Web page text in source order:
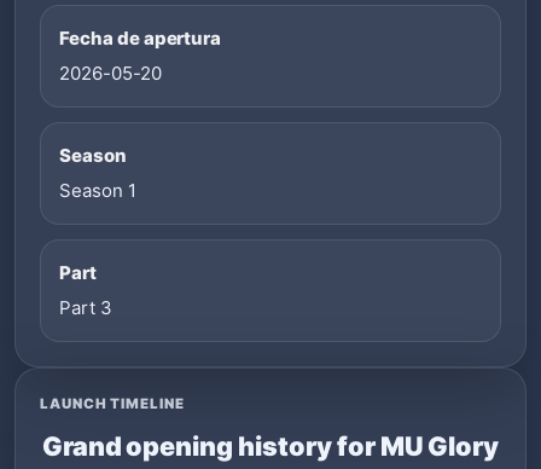
Fecha de apertura
2026-05-20
Season
Season 1
Part
Part 3
LAUNCH TIMELINE
Grand opening history for MU Glory